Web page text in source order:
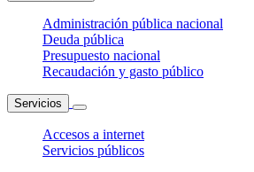
Administración pública nacional
Deuda pública
Presupuesto nacional
Recaudación y gasto público
Servicios
Accesos a internet
Servicios públicos